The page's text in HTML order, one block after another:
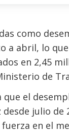
como
a abril, lo
en 2,45
de
el
julio de
en el